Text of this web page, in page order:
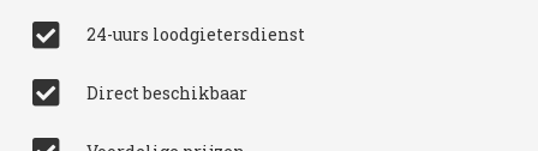
24-uurs loodgietersdienst
Direct beschikbaar